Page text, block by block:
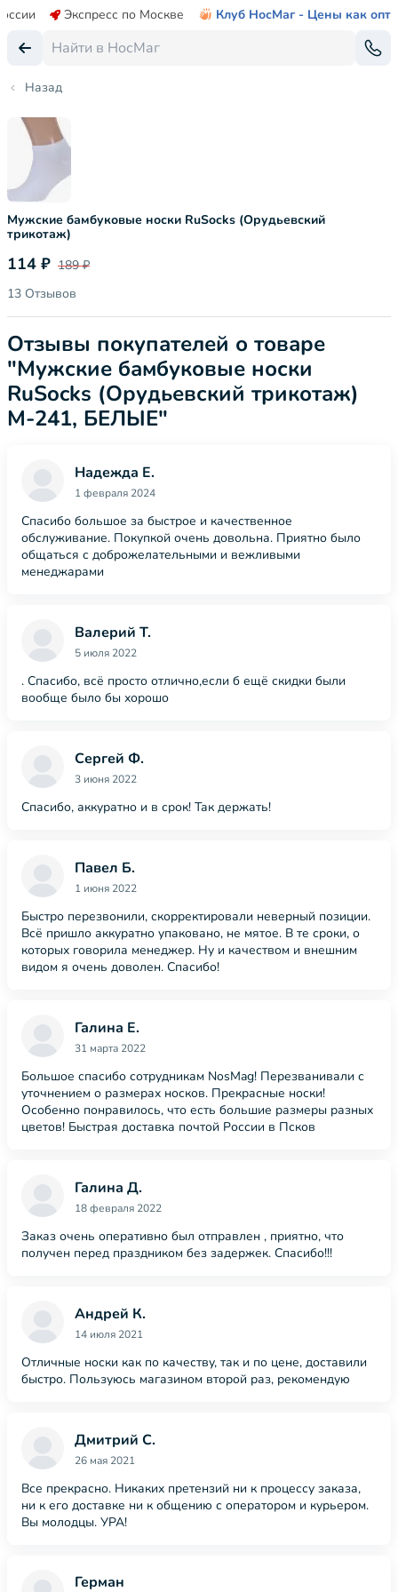
Экспресс по Москве Клуб НосМаг - Цены как опт
Назад
Мужские бамбуковые носки RuSocks (Орудьевский
трикотаж)
114 ₽ 189 ₽
13 Отзывов
Отзывы покупателей о товаре
"Мужские бамбуковые носки
RuSocks (Орудьевский трикотаж)
М-241, БЕЛЫЕ"
Надежда Е.
1 февраля 2024
Спасибо большое за быстрое и качественное
обслуживание. Покупкой очень довольна. Приятно было
общаться с доброжелательными и вежливыми
менеджарами
Валерий Т.
5 июля 2022
. Спасибо, всё просто отлично,если б ещё скидки были
вообще было бы хорошо
Сергей Ф.
3 июня 2022
Спасибо, аккуратно и в срок! Так держать!
Павел Б.
1 июня 2022
Быстро перезвонили, скорректировали неверный позиции.
Всё пришло аккуратно упаковано, не мятое. В те сроки, о
которых говорила менеджер. Ну и качеством и внешним
видом я очень доволен. Спасибо!
Галина Е.
31 марта 2022
Большое спасибо сотрудникам NosMag! Перезванивали с
уточнением о размерах носков. Прекрасные носки!
Особенно понравилось, что есть большие размеры разных
цветов! Быстрая доставка почтой России в Псков
Галина Д.
18 февраля 2022
Заказ очень оперативно был отправлен , приятно, что
получен перед праздником без задержек. Спасибо!!!
Андрей К.
14 июля 2021
Отличные носки как по качеству, так и по цене, доставили
быстро. Пользуюсь магазином второй раз, рекомендую
Дмитрий С.
26 мая 2021
Все прекрасно. Никаких претензий ни к процессу заказа,
ни к его доставке ни к общению с оператором и курьером.
Вы молодцы. УРА!
Герман